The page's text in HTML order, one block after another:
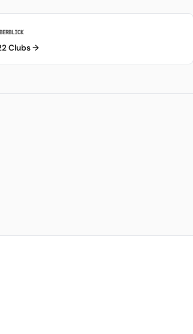
Clubs →